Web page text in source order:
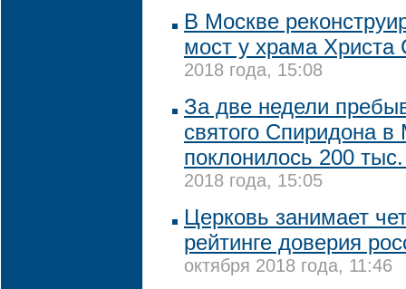
В Москве
мост у храма Христа
2018 года, 15:08
За две недели
святого Спиридона
поклонилось 200
2018 года, 15:05
Церковь занимает
рейтинге доверия
октября 2018 года, 11:46